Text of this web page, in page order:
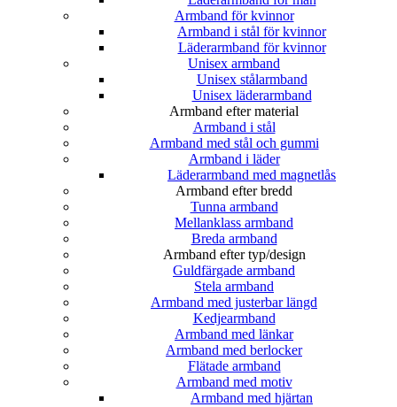
Armband för kvinnor
Armband i stål för kvinnor
Läderarmband för kvinnor
Unisex armband
Unisex stålarmband
Unisex läderarmband
Armband efter material
Armband i stål
Armband med stål och gummi
Armband i läder
Läderarmband med magnetlås
Armband efter bredd
Tunna armband
Mellanklass armband
Breda armband
Armband efter typ/design
Guldfärgade armband
Stela armband
Armband med justerbar längd
Kedjearmband
Armband med länkar
Armband med berlocker
Flätade armband
Armband med motiv
Armband med hjärtan